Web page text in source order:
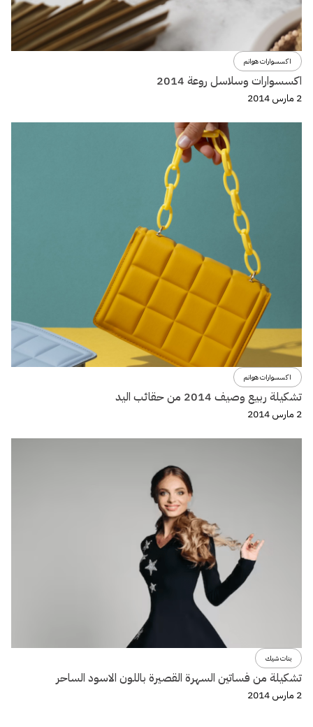
اكسسوارات هوانم
اكسسوارات وسلاسل روعة 2014
2 مارس 2014
اكسسوارات هوانم
تشكيلة ربيع وصيف 2014 من حقائب اليد
2 مارس 2014
بنات شيك
تشكيلة من فساتين السهرة القصيرة باللون الاسود الساحر
2 مارس 2014